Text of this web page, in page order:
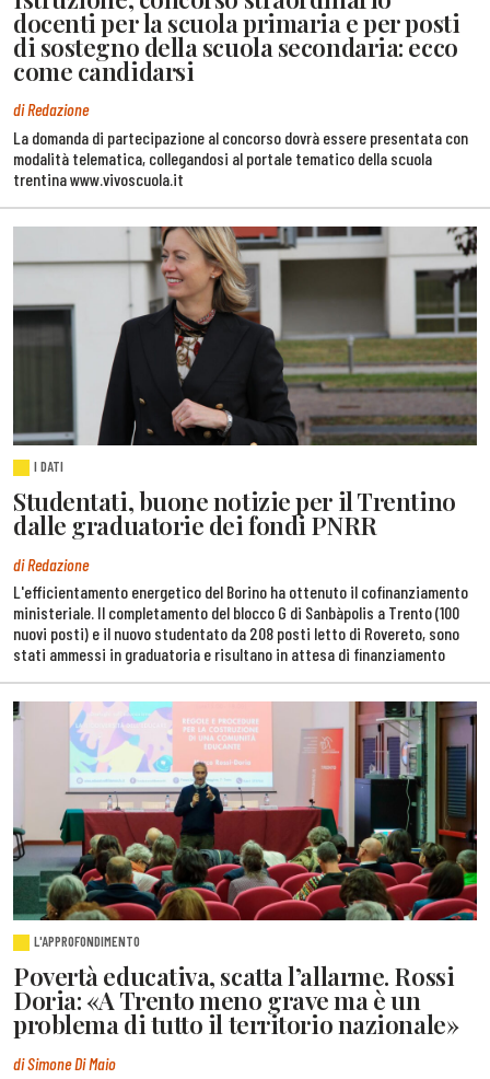
docenti per la scuola primaria e per posti
di sostegno della scuola secondaria: ecco
come candidarsi
di Redazione
La domanda di partecipazione al concorso dovrà essere presentata con
modalità telematica, collegandosi al portale tematico della scuola
trentina www.vivoscuola.it
I DATI
Studentati, buone notizie per il Trentino
dalle graduatorie dei fondi PNRR
di Redazione
L'efficientamento energetico del Borino ha ottenuto il cofinanziamento
ministeriale. Il completamento del blocco G di Sanbàpolis a Trento (100
nuovi posti) e il nuovo studentato da 208 posti letto di Rovereto, sono
stati ammessi in graduatoria e risultano in attesa di finanziamento
L'APPROFONDIMENTO
Povertà educativa, scatta l’allarme. Rossi
Doria: «A Trento meno grave ma è un
problema di tutto il territorio nazionale»
di Simone Di Maio